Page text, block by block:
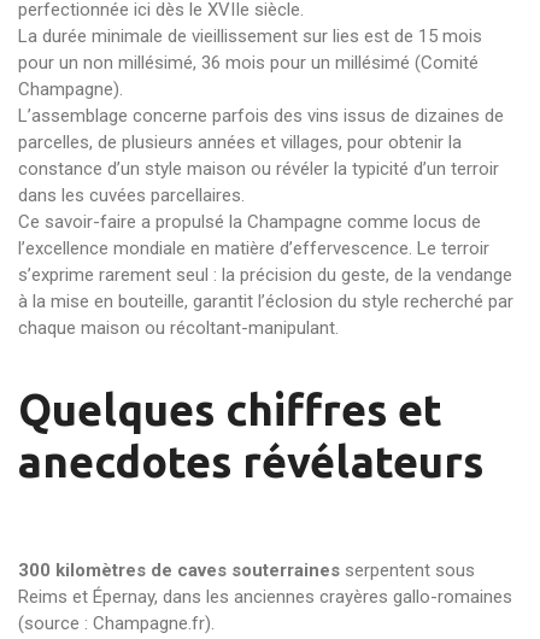
perfectionnée ici dès le XVIIe siècle.
La durée minimale de vieillissement sur lies est de 15 mois
pour un non millésimé, 36 mois pour un millésimé (Comité
Champagne).
L’assemblage concerne parfois des vins issus de dizaines de
parcelles, de plusieurs années et villages, pour obtenir la
constance d’un style maison ou révéler la typicité d’un terroir
dans les cuvées parcellaires.
Ce savoir-faire a propulsé la Champagne comme locus de
l’excellence mondiale en matière d’effervescence. Le terroir
s’exprime rarement seul : la précision du geste, de la vendange
à la mise en bouteille, garantit l’éclosion du style recherché par
chaque maison ou récoltant-manipulant.
Quelques chiffres et
anecdotes révélateurs
300 kilomètres de caves souterraines serpentent sous
Reims et Épernay, dans les anciennes crayères gallo-romaines
(source : Champagne.fr).